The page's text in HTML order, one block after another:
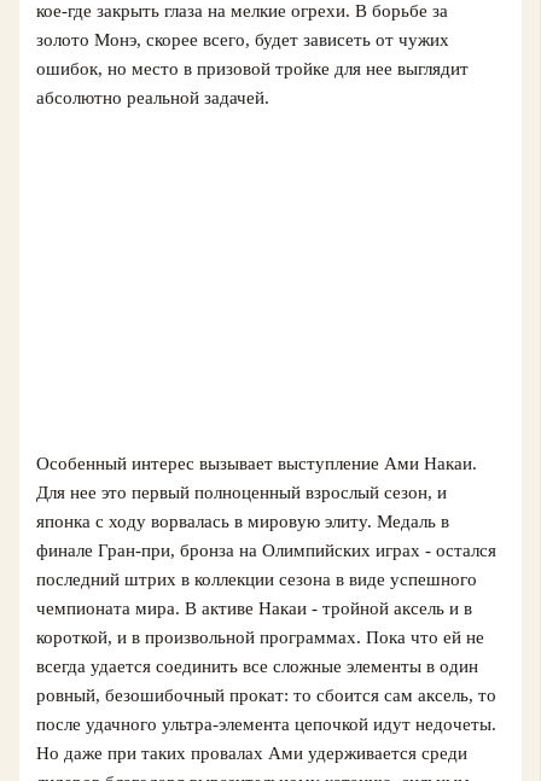
кое‑где закрыть глаза на мелкие огрехи. В борьбе за
золото Монэ, скорее всего, будет зависеть от чужих
ошибок, но место в призовой тройке для нее выглядит
абсолютно реальной задачей.
Особенный интерес вызывает выступление Ами Накаи.
Для нее это первый полноценный взрослый сезон, и
японка с ходу ворвалась в мировую элиту. Медаль в
финале Гран‑при, бронза на Олимпийских играх - остался
последний штрих в коллекции сезона в виде успешного
чемпионата мира. В активе Накаи - тройной аксель и в
короткой, и в произвольной программах. Пока что ей не
всегда удается соединить все сложные элементы в один
ровный, безошибочный прокат: то сбоится сам аксель, то
после удачного ультра‑элемента цепочкой идут недочеты.
Но даже при таких провалах Ами удерживается среди